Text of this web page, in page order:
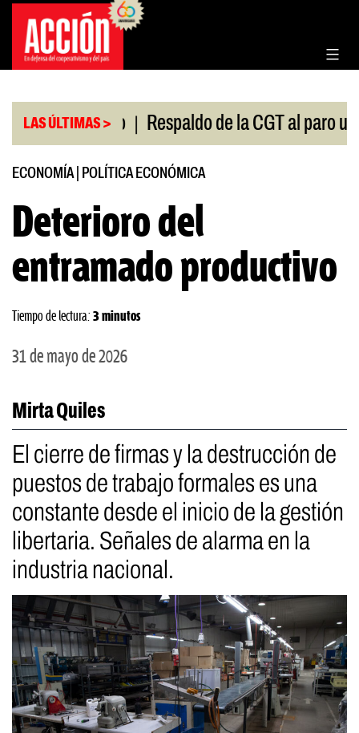
Saltar
contenido
LAS ÚLTIMAS >
Congreso | Respaldo de la CGT al paro
ECONOMÍA| POLÍTICA ECONÓMICA
Deterioro del
entramado productivo
Tiempo de lectura: 3 minutos
31 de mayo de 2026
Mirta Quiles
El cierre de firmas y la destrucción de
puestos de trabajo formales es una
constante desde el inicio de la gestión
libertaria. Señales de alarma en la
industria nacional.